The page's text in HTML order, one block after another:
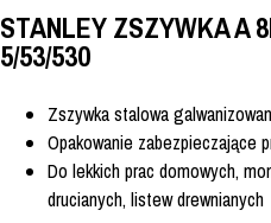
STANLEY ZSZYWKA A
5/53/530
Zszywka stalowa
Opakowanie zabezpieczające
Do lekkich prac domowych,
drucianych, listew drewnianych